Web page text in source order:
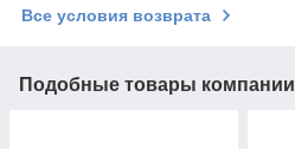
Все условия возврата
Подобные товары компании